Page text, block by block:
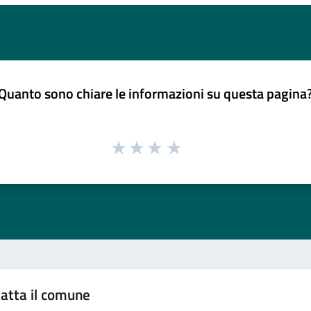
sono chiare le informazioni su questa
il comune